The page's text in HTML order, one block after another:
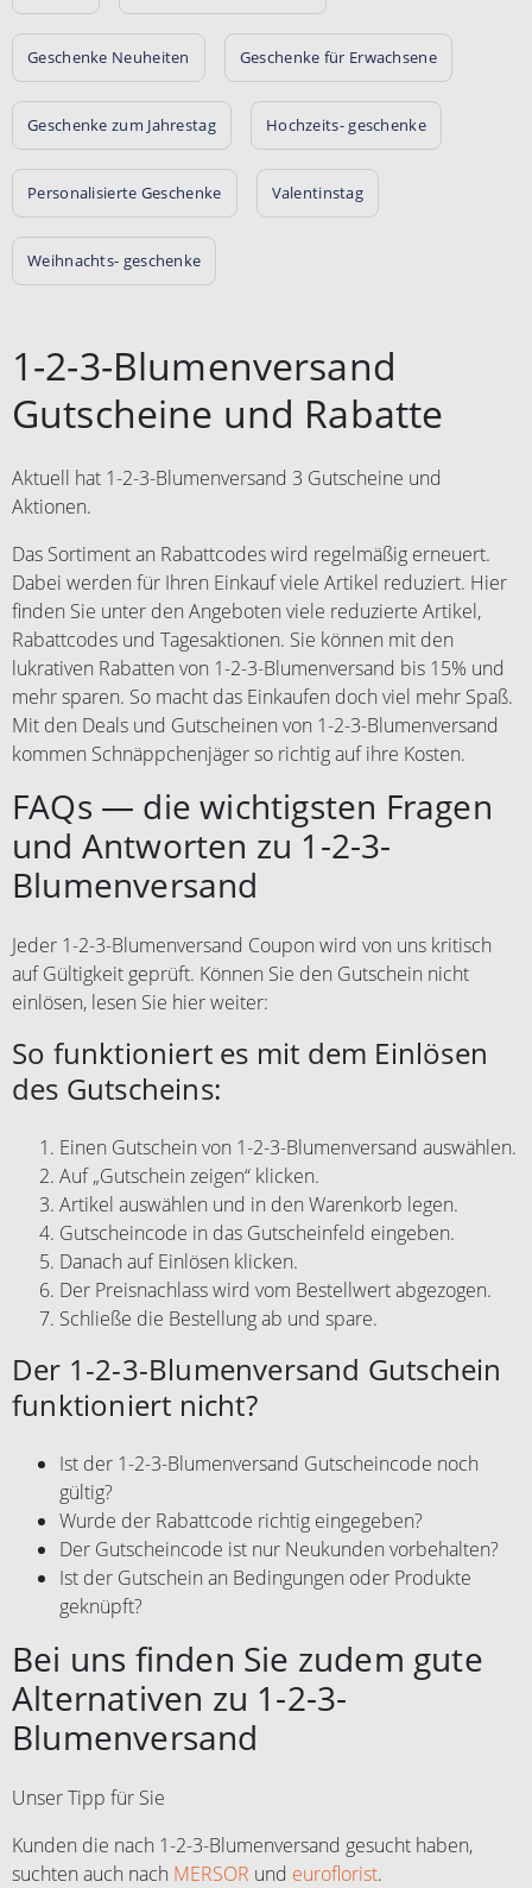
Geschenke Neuheiten Geschenke für Erwachsene
Geschenke zum Jahrestag Hochzeits- geschenke
Personalisierte Geschenke Valentinstag
Weihnachts- geschenke
1-2-3-Blumenversand
Gutscheine und Rabatte
Aktuell hat 1-2-3-Blumenversand 3 Gutscheine und
Aktionen.
Das Sortiment an Rabattcodes wird regelmäßig erneuert.
Dabei werden für Ihren Einkauf viele Artikel reduziert. Hier
finden Sie unter den Angeboten viele reduzierte Artikel,
Rabattcodes und Tagesaktionen. Sie können mit den
lukrativen Rabatten von 1-2-3-Blumenversand bis 15% und
mehr sparen. So macht das Einkaufen doch viel mehr Spaß.
Mit den Deals und Gutscheinen von 1-2-3-Blumenversand
kommen Schnäppchenjäger so richtig auf ihre Kosten.
FAQs — die wichtigsten Fragen
und Antworten zu 1-2-3-
Blumenversand
Jeder 1-2-3-Blumenversand Coupon wird von uns kritisch
auf Gültigkeit geprüft. Können Sie den Gutschein nicht
einlösen, lesen Sie hier weiter:
So funktioniert es mit dem Einlösen
des Gutscheins:
Einen Gutschein von 1-2-3-Blumenversand auswählen.
Auf „Gutschein zeigen“ klicken.
Artikel auswählen und in den Warenkorb legen.
Gutscheincode in das Gutscheinfeld eingeben.
Danach auf Einlösen klicken.
Der Preisnachlass wird vom Bestellwert abgezogen.
Schließe die Bestellung ab und spare.
Der 1-2-3-Blumenversand Gutschein
funktioniert nicht?
Ist der 1-2-3-Blumenversand Gutscheincode noch
gültig?
Wurde der Rabattcode richtig eingegeben?
Der Gutscheincode ist nur Neukunden vorbehalten?
Ist der Gutschein an Bedingungen oder Produkte
geknüpft?
Bei uns finden Sie zudem gute
Alternativen zu 1-2-3-
Blumenversand
Unser Tipp für Sie
Kunden die nach 1-2-3-Blumenversand gesucht haben,
suchten auch nach MERSOR und euroflorist.